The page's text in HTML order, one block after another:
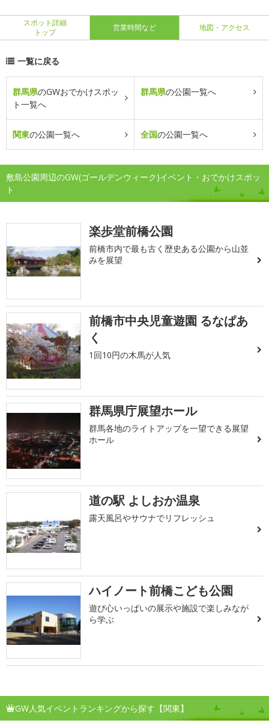
スポット詳細
トップ
営業時間など 地図・アクセス
一覧に戻る
群馬県のGWおでかけスポッ
ト一覧へ
群馬県の公園一覧へ
関東の公園一覧へ 全国の公園一覧へ
敷島公園周辺のGW(ゴールデンウィーク)イベント・おでかけスポッ
ト
楽歩堂前橋公園
前橋市内で最も古く歴史ある公園から山並
みを展望
前橋市中央児童遊園 るなぱあ
く
1回10円の木馬が人気
群馬県庁展望ホール
群馬各地のライトアップを一望できる展望
ホール
道の駅 よしおか温泉
露天風呂やサウナでリフレッシュ
ハイノート前橋こども公園
遊び心いっぱいの展示や施設で楽しみなが
ら学ぶ
GW人気イベントランキングから探す【関東】